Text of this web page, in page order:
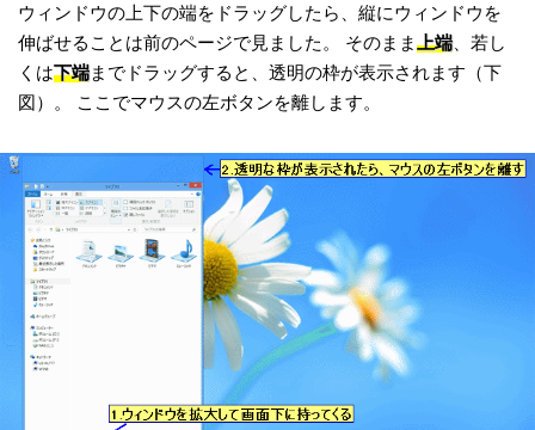
ウィンドウの上下の端をドラッグしたら、縦にウィンドウを
伸ばせることは前のページで見ました。 そのまま上端、若し
くは下端までドラッグすると、透明の枠が表示されます（下
図）。 ここでマウスの左ボタンを離します。